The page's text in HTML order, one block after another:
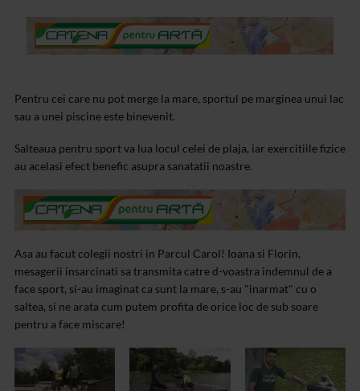
Pentru cei care nu pot merge la mare, sportul pe marginea unui lac
sau a unei piscine este binevenit.
Salteaua pentru sport va lua locul celei de plaja, iar exercitiile fizice
au acelasi efect benefic asupra sanatatii noastre.
Asa au facut colegii nostri in Parcul Carol! Ioana si Florin,
mesagerii insarcinati sa transmita catre d-voastra indemnul de a
face sport, si-au imaginat ca sunt la mare, s-au "inarmat" cu o
saltea, si ne arata cum putem profita de orice loc de sub soare
pentru a face miscare!